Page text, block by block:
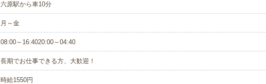
六原駅から車10分
月～金
08:00～16:4020:00～04:40
長期でお仕事できる方、大歓迎！
時給1550円